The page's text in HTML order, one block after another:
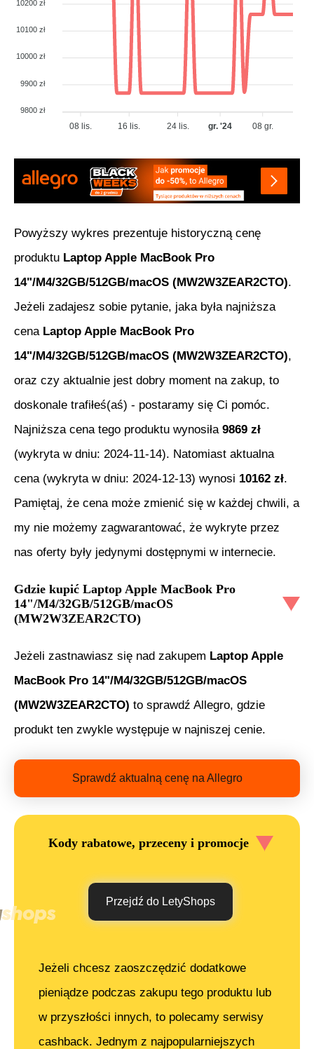
10200 zł
10100 zł
10000 zł
9900 zł
9800 zł
08 lis. 16 lis. 24 lis. gr. '24 08 gr.
Powyższy wykres prezentuje historyczną cenę
produktu Laptop Apple MacBook Pro
14"/M4/32GB/512GB/macOS (MW2W3ZEAR2CTO).
Jeżeli zadajesz sobie pytanie, jaka była najniższa
cena Laptop Apple MacBook Pro
14"/M4/32GB/512GB/macOS (MW2W3ZEAR2CTO),
oraz czy aktualnie jest dobry moment na zakup, to
doskonale trafiłeś(aś) - postaramy się Ci pomóc.
Najniższa cena tego produktu wynosiła 9869 zł
(wykryta w dniu: 2024-11-14). Natomiast aktualna
cena (wykryta w dniu: 2024-12-13) wynosi 10162 zł.
Pamiętaj, że cena może zmienić się w każdej chwili, a
my nie możemy zagwarantować, że wykryte przez
nas oferty były jedynymi dostępnymi w internecie.
Gdzie kupić Laptop Apple MacBook Pro
14"/M4/32GB/512GB/macOS
(MW2W3ZEAR2CTO)
Jeżeli zastnawiasz się nad zakupem Laptop Apple
MacBook Pro 14"/M4/32GB/512GB/macOS
(MW2W3ZEAR2CTO) to sprawdź Allegro, gdzie
produkt ten zwykle występuje w najniszej cenie.
Sprawdź aktualną cenę na Allegro
Kody rabatowe, przeceny i promocje
Przejdź do LetyShops
Jeżeli chcesz zaoszczędzić dodatkowe
pieniądze podczas zakupu tego produktu lub
w przyszłości innych, to polecamy serwisy
cashback. Jednym z najpopularniejszych